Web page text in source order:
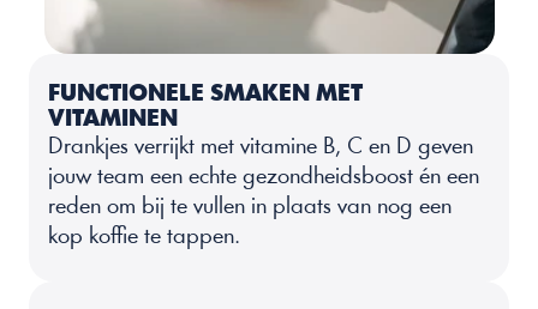
FUNCTIONELE SMAKEN MET
VITAMINEN
Drankjes verrijkt met vitamine B, C en D geven
jouw team een echte gezondheidsboost én een
reden om bij te vullen in plaats van nog een
kop koffie te tappen.